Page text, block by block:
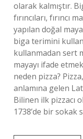
olarak kalmıştır.
fırıncıları, fırıncı
yapılan doğal
biga terimini
kullanmadan sert
mayayı ifade
neden pizza?
anlamına gelen
Bilinen ilk pizzacı
1738’de bir sokak